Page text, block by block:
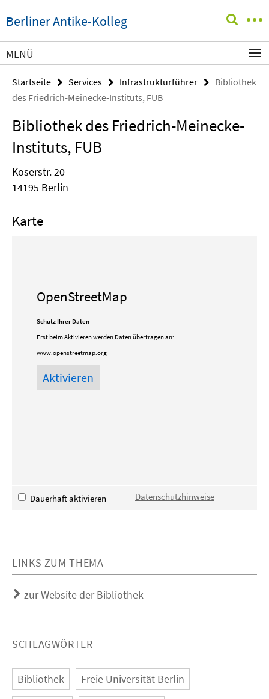
direkt
zu
Inhalt
Berliner Antike-Kolleg
Service-
MENÜ
Startseite Services Infrastrukturführer
Bibliothek
des Friedrich-Meinecke-Instituts, FUB
Bibliothek des Friedrich-Meinecke-
Instituts, FUB
Koserstr. 20
14195 Berlin
Karte
OpenStreetMap
Schutz Ihrer Daten
Erst beim Aktivieren werden Daten übertragen an:
www.openstreetmap.org
Dauerhaft aktivieren Datenschutzhinweise
LINKS ZUM THEMA
zur Website der Bibliothek
SCHLAGWÖRTER
Bibliothek
Freie Universität Berlin